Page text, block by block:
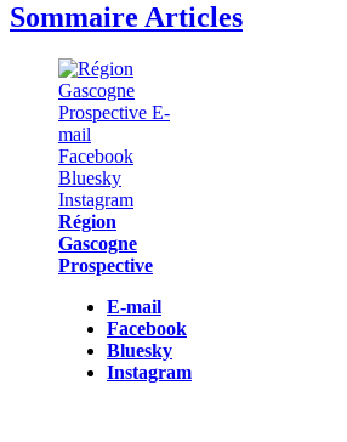
Sommaire Articles
Région
Gascogne
Prospective
E-mail
Facebook
Bluesky
Instagram